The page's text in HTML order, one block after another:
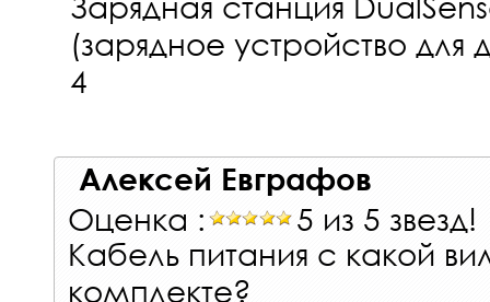
(зарядное устройство для
4
Алексей Евграфов
Оценка :
5 из 5 звезд!
Кабель питания с какой
комплекте?